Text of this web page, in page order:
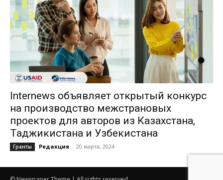
Internews объявляет открытый конкурс
на производство межстрановых
проектов для авторов из Казахстана,
Таджикистана и Узбекистана
Гранты Редакция - 20 марта, 2024